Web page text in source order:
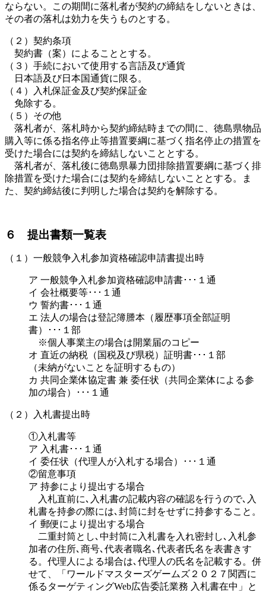
ならない。この期間に落札者が契約の締結をしないときは、
その者の落札は効力を失うものとする。
（２）契約条項
契約書（案）によることとする。
（３）手続において使用する言語及び通貨
日本語及び日本国通貨に限る。
（４）入札保証金及び契約保証金
免除する。
（５）その他
落札者が、落札時から契約締結時までの間に、徳島県物品
購入等に係る指名停止等措置要綱に基づく指名停止の措置を
受けた場合には契約を締結しないこととする。
落札者が、落札後に徳島県暴力団排除措置要綱に基づく排
除措置を受けた場合には契約を締結しないこととする。ま
た、契約締結後に判明した場合は契約を解除する。
６ 提出書類一覧表
（１）一般競争入札参加資格確認申請書提出時
ア 一般競争入札参加資格確認申請書･･･１通
イ 会社概要等･･･１通
ウ 誓約書･･･１通
エ 法人の場合は登記簿謄本（履歴事項全部証明
書）･･･１部
※個人事業主の場合は開業届のコピー
オ 直近の納税（国税及び県税）証明書･･･１部
（未納がないことを証明するもの）
カ 共同企業体協定書 兼 委任状（共同企業体による参
加の場合）･･･１通
（２）入札書提出時
①入札書等
ア 入札書･･･１通
イ 委任状（代理人が入札する場合）･･･１通
②留意事項
ア 持参により提出する場合
入札直前に､入札書の記載内容の確認を行うので､入
札書を持参の際には､封筒に封をせずに持参すること。
イ 郵便により提出する場合
二重封筒とし､中封筒に入札書を入れ密封し､入札参
加者の住所､商号､代表者職名､代表者氏名を表書きす
る。代理人による場合は､代理人の氏名を記載する。併
せて、「ワールドマスターズゲームズ２０２７関西に
係るターゲティングWeb広告委託業務 入札書在中」と